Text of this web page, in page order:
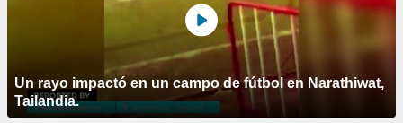
Un rayo impactó en un campo de fútbol en Narathiwat,
Tailandia.